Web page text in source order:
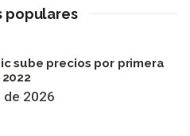
populares
sube precios por primera
de 2026